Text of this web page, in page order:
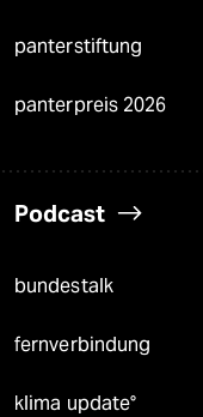
panterstiftung
panterpreis 2026
Podcast
bundestalk
fernverbindung
klima update°